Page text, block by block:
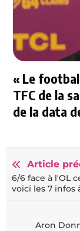
« Le
TFC de la
de la data
Article
6/6 face à l'OL
voici les 7 infos
Aron